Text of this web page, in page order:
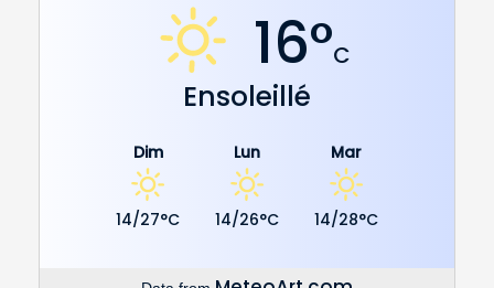
16°C
Ensoleillé
Dim
14/27°C
Lun
14/26°C
Mar
14/28°C